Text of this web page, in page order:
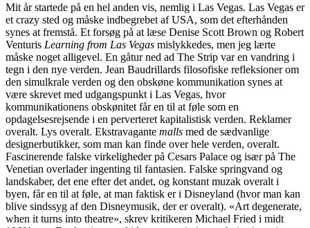
Mit år startede på en hel anden vis, nemlig i Las Vegas. Las Vegas er
et crazy sted og måske indbegrebet af USA, som det efterhånden
synes at fremstå. Et forsøg på at læse Denise Scott Brown og Robert
Venturis Learning from Las Vegas mislykkedes, men jeg lærte
måske noget alligevel. En gåtur ned ad The Strip var en vandring i
tegn i den nye verden. Jean Baudrillards filosofiske refleksioner om
den simulkrale verden og den obskøne kommunikation synes at
være skrevet med udgangspunkt i Las Vegas, hvor
kommunikationens obskønitet får en til at føle som en
opdagelsesrejsende i en perverteret kapitalistisk verden. Reklamer
overalt. Lys overalt. Ekstravagante malls med de sædvanlige
designerbutikker, som man kan finde over hele verden, overalt.
Fascinerende falske virkeligheder på Cesars Palace og især på The
Venetian overlader ingenting til fantasien. Falske springvand og
landskaber, det ene efter det andet, og konstant muzak overalt i
byen, får en til at føle, at man faktisk er i Disneyland (hvor man kan
blive sindssyg af den Disneymusik, der er overalt). «Art degenerate,
when it turns into theatre», skrev kritikeren Michael Fried i midt